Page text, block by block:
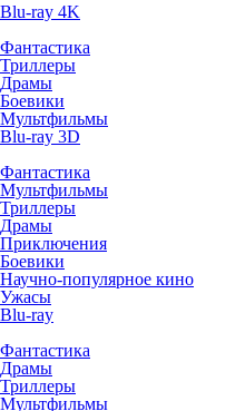
Blu-ray 4K
Фантастика
Триллеры
Драмы
Боевики
Мультфильмы
Blu-ray 3D
Фантастика
Мультфильмы
Триллеры
Драмы
Приключения
Боевики
Научно-популярное кино
Ужасы
Blu-ray
Фантастика
Драмы
Триллеры
Мультфильмы